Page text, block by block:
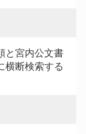
と宮内公文書
横断検索する